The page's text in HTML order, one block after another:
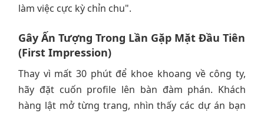
làm việc cực kỳ chỉn chu".
Gây Ấn Tượng Trong Lần Gặp Mặt Đầu Tiên
(First Impression)
Thay vì mất 30 phút để khoe khoang về công ty,
hãy đặt cuốn profile lên bàn đàm phán. Khách
hàng lật mở từng trang, nhìn thấy các dự án bạn